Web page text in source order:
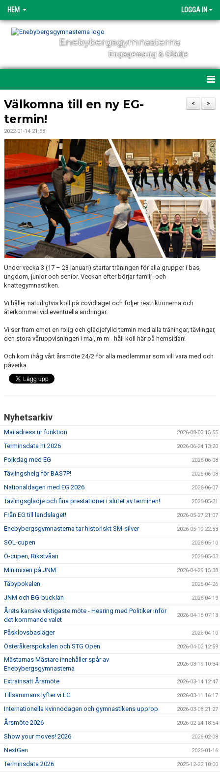
HEM LOGGA IN
Enebybergsgymnasterna
Engagemang & Glädje
HEM
DIREKTANMÄLAN
OM ENEBYBERGSGYMNASTERNA
ENGAGEMANG
NYHETER
POLICY & DOKUMENT
KANSLIET
VÅRA ANSTÄLLDA LEDARE
VALBEREDNING
STYRELSE
LAGFÖRÄLDRAR
HALLAR
FRÅGOR & SVAR
EVENT
VAL AV SPÅR
KONTAKT
>
<
Välkomna till en ny EG-
termin!
2022-01-14 21:58
Under vecka 3 (17 – 23 januari) startar träningen för alla grupper i bas,
ungdom, junior och senior. Veckan efter börjar familj- och
knattegymnastiken.
Vi håller naturligtvis koll på covidläget och följer restriktionerna och
återkommer vid eventuella ändringar.
Vi ser fram emot en rolig och glädjefylld termin med alla träningar, tävlingar,
den stora våruppvisningen i maj, m m - håll koll här på hemsidan!
Och kom ihåg vårt årsmöte 24/2 för alla medlemmar som vill vara med och
påverka.
Nyhetsarkiv
Mailadress ur funktion 2026-08-03 15:55
Terminsdata ht 2026 2026-06-24 13:20
Pojkdag med EG 2026-06-08
Tävlingshelg för BAS7P! 2026-06-08
Nationaldagen med EG 2026 2026-06-07
Tävlingsglädje och fina prestationer i slutet av terminen! 2026-05-31
Från EG till landslaget! 2026-05-27 21:07
Enebybergsgymnasterna tar historiskt SM-silver 2026-05-19 22:53
SOL-cupen 2026-05-10
Ö-cupen, Rikstvåan 2026-05-03
Minimixen på JNM 2026-04-29 15:38
Täbypokalen 2026-04-26
JNM och BG-bucklan 2026-04-19
Årets kanske viktigaste möte - Hearing med Politiker inför
det kommande valet
2026-04-16 07:13
Påsklovsbasläger 2026-04-10
Österåkerspokalen och STG Open 2026-04-02 12:59
Mästarnas Mästare innehåller spår av
Enebybergsgymnasterna
2026-03-19 10:34
Extrainsatt Årsmöte 2026-03-14 12:47
Tillsammans lyfter vi EG 2026-03-11 16:17
Internationella kvinnodagen och gymnastikens upprop 2026-03-08 21:27
Årsmöte 2026 2026-02-24 18:54
Show your moves! 2026 2026-02-08
NextGen 2026-01-16
Terminsdata 2026 2025-12-22 18:00